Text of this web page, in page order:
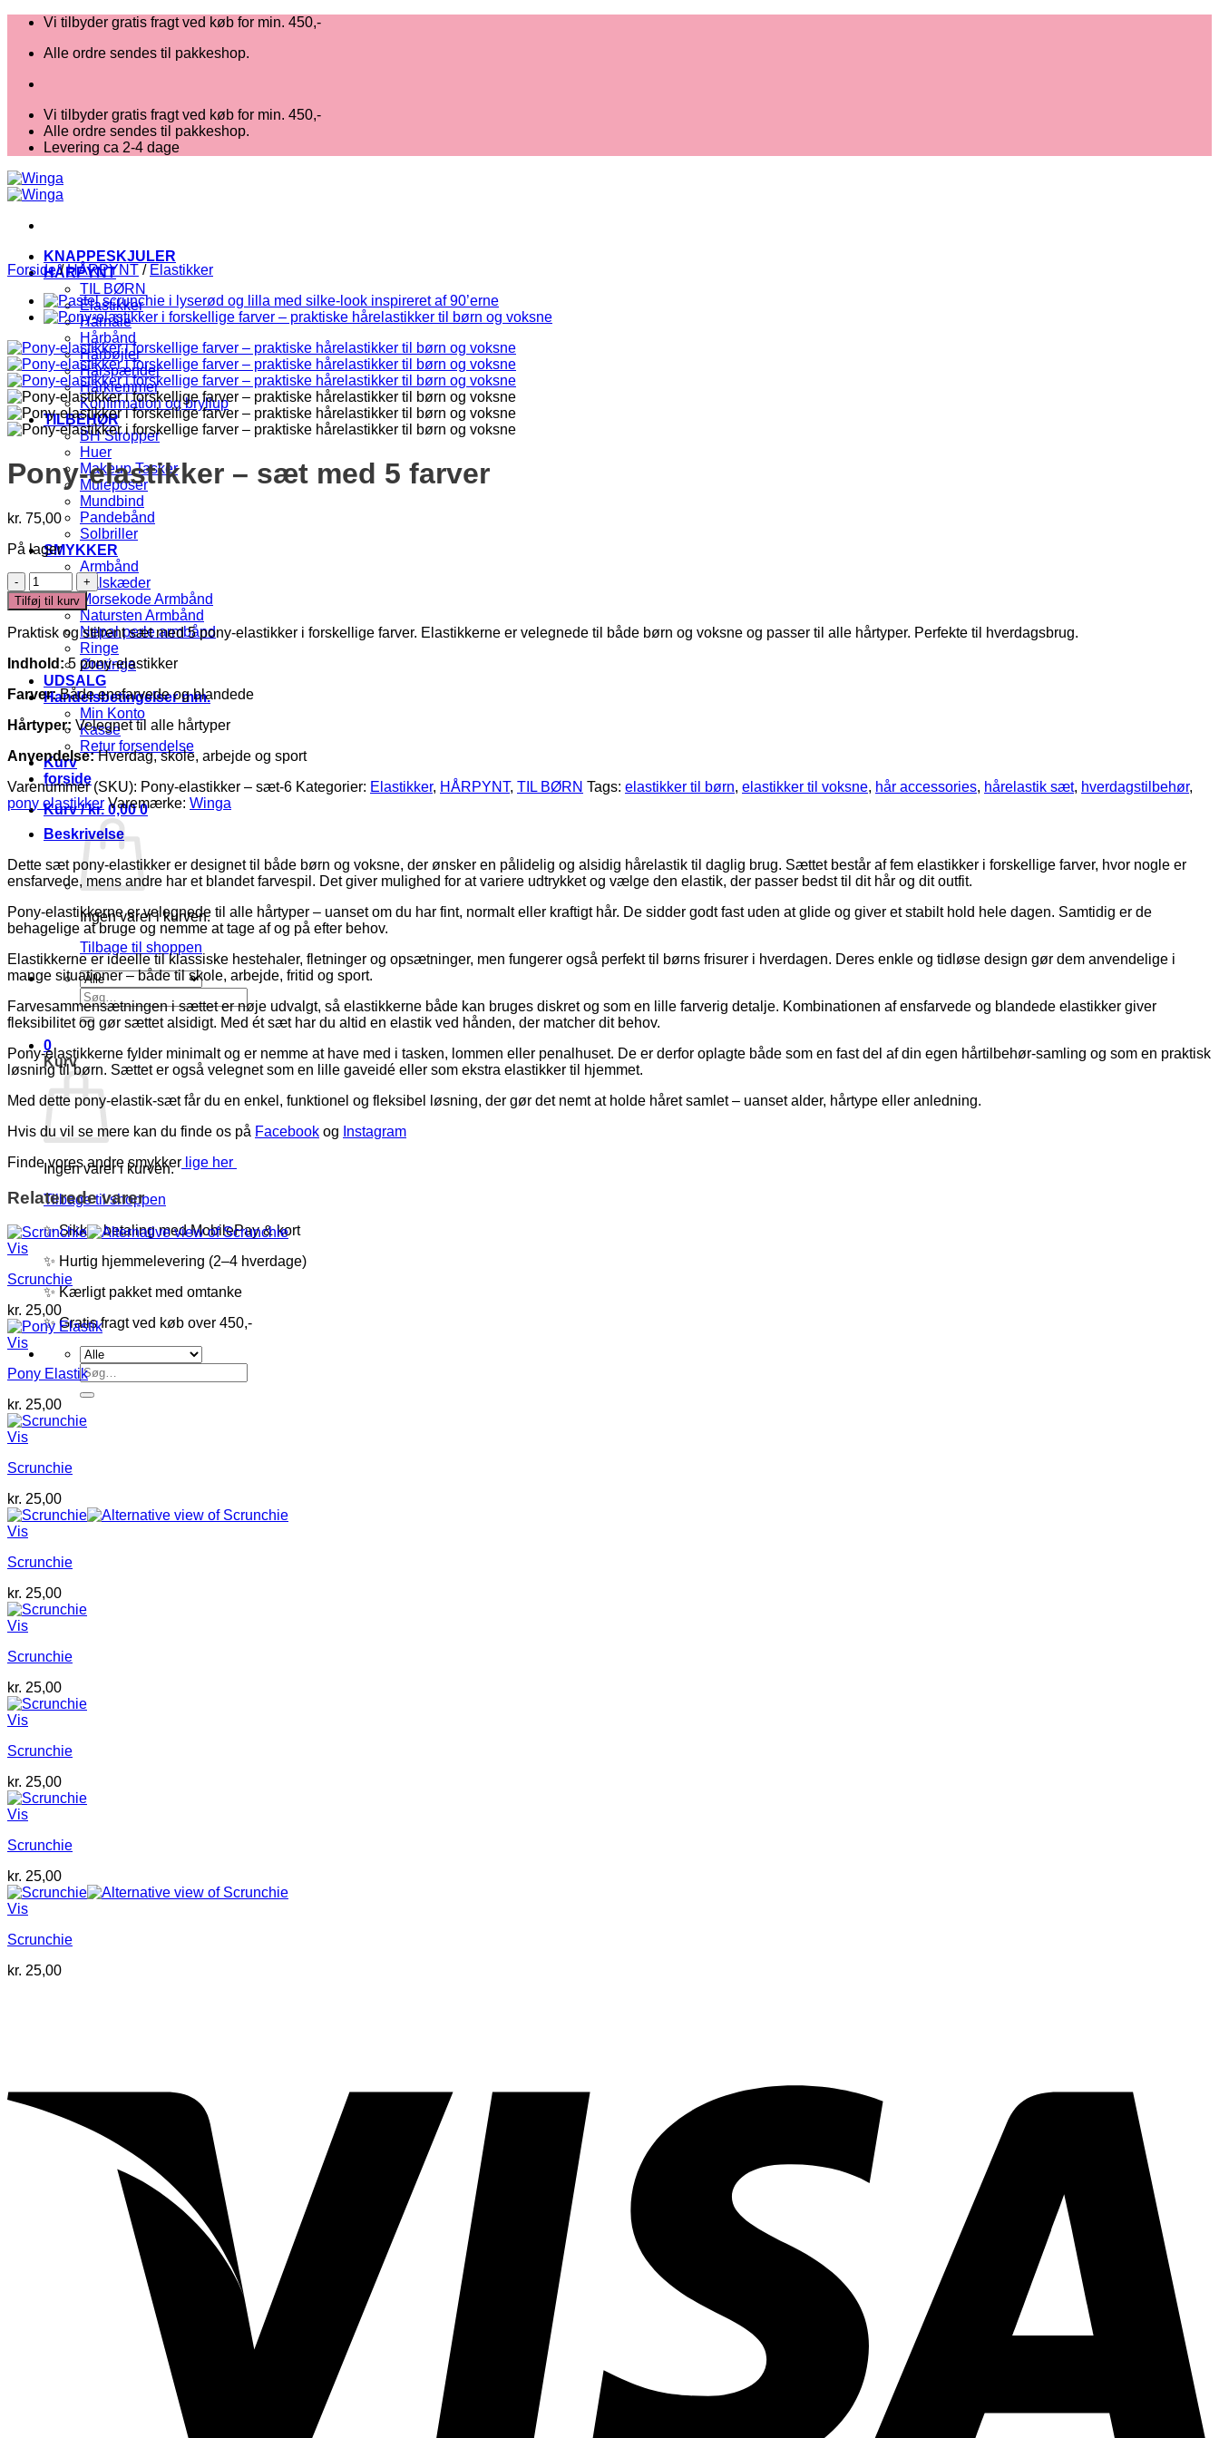
Fortsæt
indhold
Vi tilbyder gratis fragt ved køb for min. 450,-
Alle ordre sendes til pakkeshop.
Vi tilbyder gratis fragt ved køb for min. 450,-
Alle ordre sendes til pakkeshop.
Levering ca 2-4 dage
KNAPPESKJULER
HÅRPYNT
TIL BØRN
Elastikker
Hårnåle
Hårbånd
Hårbøjler
Hårspænder
Hårklemmer
Konfirmation og bryllup
TILBEHØR
BH Stropper
Huer
Makeup Tasker
Muleposer
Mundbind
Pandebånd
Solbriller
SMYKKER
Armbånd
Halskæder
Morsekode Armbånd
Natursten Armbånd
Nepal perle armbånd
Ringe
Øreringe
UDSALG
Handelsbetingelser mm.
Min Konto
Kasse
Retur forsendelse
Kurv
forside
Kurv /kr. 0,00 0
Ingen varer i kurven.
Tilbage til shoppen
Søg
efter:
0
Kurv
Ingen varer i kurven.
Tilbage til shoppen
✨ Sikker betaling med MobilePay & kort
✨ Hurtig hjemmelevering (2–4 hverdage)
✨ Kærligt pakket med omtanke
✨ Gratis fragt ved køb over 450,-
Søg
efter:
Forside / HÅRPYNT / Elastikker
Pony-elastikker – sæt med 5 farver
kr. 75,00
På lager
Pony-
elastikker
–
sæt
5
farver
antal
Tilføj til kurv
Praktisk og stilrent sæt med 5 pony-elastikker i forskellige farver. Elastikkerne er velegnede til både børn og voksne og passer til alle hårtyper. Perfekte til hverdagsbrug.
Indhold:5 pony-elastikker
Farver:Både ensfarvede og blandede
Hårtyper: Velegnet til alle hårtyper
Anvendelse:Hverdag, skole, arbejde og sport
Varenummer (SKU): Pony-elastikker – sæt-6 Kategorier: Elastikker, HÅRPYNT, TIL BØRN Tags: elastikker til børn, elastikker til voksne, hår accessories, hårelastik sæt, hverdagstilbehør,
pony elastikker Varemærke: Winga
Beskrivelse
Dette sæt pony-elastikker er designet til både børn og voksne, der ønsker en pålidelig og alsidig hårelastik til daglig brug. Sættet består af fem elastikker i forskellige farver, hvor nogle er
ensfarvede, mens andre har et blandet farvespil. Det giver mulighed for at variere udtrykket og vælge den elastik, der passer bedst til dit hår og dit outfit.
Pony-elastikkerne er velegnede til alle hårtyper – uanset om du har fint, normalt eller kraftigt hår. De sidder godt fast uden at glide og giver et stabilt hold hele dagen. Samtidig er de
behagelige at bruge og nemme at tage af og på efter behov.
Elastikkerne er ideelle til klassiske hestehaler, fletninger og opsætninger, men fungerer også perfekt til børns frisurer i hverdagen. Deres enkle og tidløse design gør dem anvendelige i
mange situationer – både til skole, arbejde, fritid og sport.
Farvesammensætningen i sættet er nøje udvalgt, så elastikkerne både kan bruges diskret og som en lille farverig detalje. Kombinationen af ensfarvede og blandede elastikker giver
fleksibilitet og gør sættet alsidigt. Med ét sæt har du altid en elastik ved hånden, der matcher dit behov.
Pony-elastikkerne fylder minimalt og er nemme at have med i tasken, lommen eller penalhuset. De er derfor oplagte både som en fast del af din egen hårtilbehør-samling og som en praktisk
løsning til børn. Sættet er også velegnet som en lille gaveidé eller som ekstra elastikker til hjemmet.
Med dette pony-elastik-sæt får du en enkel, funktionel og fleksibel løsning, der gør det nemt at holde håret samlet – uanset alder, hårtype eller anledning.
Hvis du vil se mere kan du finde os på Facebook og Instagram
Finde vores andre smykker lige her
Relaterede varer
Vis
Scrunchie
kr. 25,00
Vis
Pony Elastik
kr. 25,00
Vis
Scrunchie
kr. 25,00
Vis
Scrunchie
kr. 25,00
Vis
Scrunchie
kr. 25,00
Vis
Scrunchie
kr. 25,00
Vis
Scrunchie
kr. 25,00
Vis
Scrunchie
kr. 25,00